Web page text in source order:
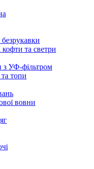
кофти та светри
з УФ-фільтром
топи
вовни